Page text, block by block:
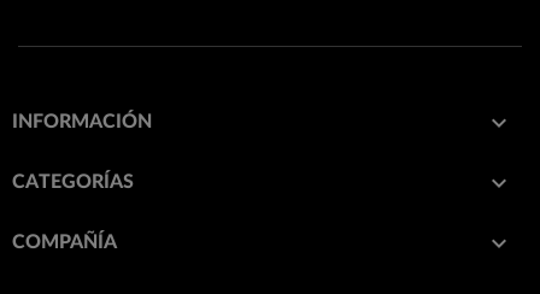
INFORMACIÓN 
CATEGORÍAS 
COMPAÑÍA 